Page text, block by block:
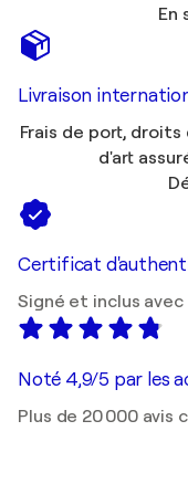
En
Livraison
Frais de port,
d'art
Certificat
Signé et inclus
Noté 4,9/5 par les
Plus de 20 000 avis